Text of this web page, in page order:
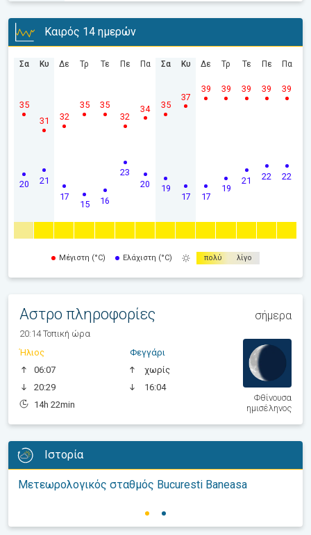
Καιρός 14 ημερών
Σα
20
35
Κυ
21
31
Δε
17
32
Τρ
15
35
Τε
16
35
Πε
23
32
Πα
20
34
Σα
19
35
Κυ
17
37
Δε
17
39
Τρ
19
39
Τε
21
39
Πε
22
39
Πα
22
39
Μέγιστη (°C) Ελάχιστη (°C) πολύ λίγο
Αστρο πληροφορίες σήμερα
20:14 Τοπική ώρα
Ήλιος
06:07
20:29
14h 22min
Φεγγάρι
χωρίς
16:04
Φθίνουσα
ημισέληνος
Ιστορία
Μετεωρολογικός σταθμός Bucuresti Baneasa